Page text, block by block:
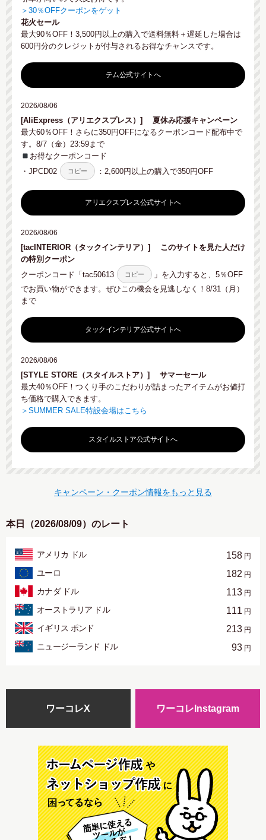
＞30％OFFクーポンをゲット
花火セール
最大90％OFF！3,500円以上の購入で送料無料＋遅延した場合は
600円分のクレジットが付与されるお得なチャンスです。
テム公式サイトへ
2026/08/06
[AliExpress（アリエクスプレス）]
夏休み応援キャンペーン
最大60％OFF！さらに350円OFFになるクーポンコード配布中で
す。8/7（金）23:59まで
お得なクーポンコード
・ JPCD02 コピー ：2,600円以上の購入で350円OFF
アリエクスプレス公式サイトへ
2026/08/06
[tacINTERIOR（タックインテリア）]
このサイトを見た人だけ
の特別クーポン
クーポンコード「 tac50613 コピー
」を入力すると、5％OFF
でお買い物ができます。ぜひこの機会を見逃しなく！8/31（月）
まで
タックインテリア公式サイトへ
2026/08/06
[STYLE STORE（スタイルストア）]
サマーセール
最大40％OFF！つくり手のこだわりが詰まったアイテムがお値打
ち価格で購入できます。
＞SUMMER SALE特設会場はこちら
スタイルストア公式サイトへ
キャンペーン・クーポン情報をもっと見る
本日（2026/08/09）のレート
アメリカ ドル 158 円
ユーロ 182 円
カナダ ドル 113 円
オーストラリア ドル 111 円
イギリス ポンド 213 円
ニュージーランド ドル 93 円
ワーコレX ワーコレInstagram